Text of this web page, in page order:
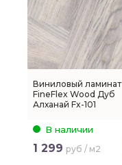
Виниловый ламинат
FineFlex Wood Дуб
Алханай Fx-101
В наличии
1 299 руб / м2